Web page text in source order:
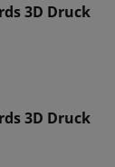
3D Druck
3D Druck